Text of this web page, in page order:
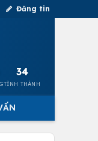
Đăng tin
34
TỈNH THÀNH